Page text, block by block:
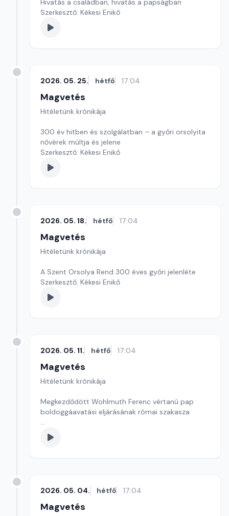
Hivatás a családban, hivatás a papságban
Szerkesztő: Kékesi Enikő
2026. 05. 25. hétfő 17:04
Magvetés
Hitéletünk krónikája
300 év hitben és szolgálatban – a győri orsolyita
nővérek múltja és jelene
Szerkesztő: Kékesi Enikő
2026. 05. 18. hétfő 17:04
Magvetés
Hitéletünk krónikája
A Szent Orsolya Rend 300 éves győri jelenléte
Szerkesztő: Kékesi Enikő
2026. 05. 11. hétfő 17:04
Magvetés
Hitéletünk krónikája
Megkezdődött Wohlmuth Ferenc vértanú pap
boldoggáavatási eljárásának római szakasza
Szerkesztő: Kékesi Enikő
2026. 05. 04. hétfő 17:04
Magvetés